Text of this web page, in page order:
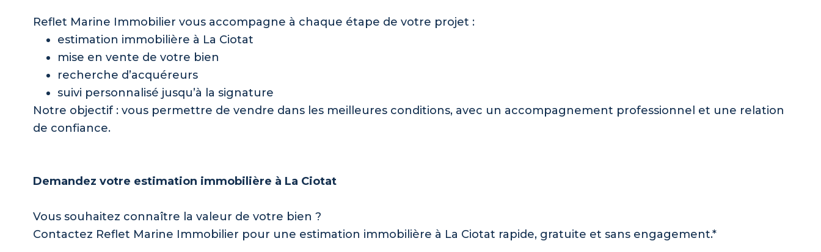
Reflet Marine Immobilier vous accompagne à chaque étape de votre projet :
estimation immobilière à La Ciotat
mise en vente de votre bien
recherche d’acquéreurs
suivi personnalisé jusqu’à la signature
Notre objectif : vous permettre de vendre dans les meilleures conditions, avec un accompagnement professionnel et une relation
de confiance.
Demandez votre estimation immobilière à La Ciotat
Vous souhaitez connaître la valeur de votre bien ?
Contactez Reflet Marine Immobilier pour une estimation immobilière à La Ciotat rapide, gratuite et sans engagement.*